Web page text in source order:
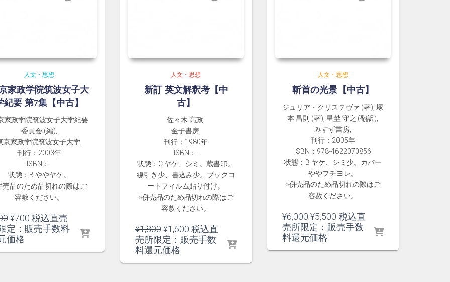
人文・思想
家政学院筑波女子大
紀要 第7集【中古】
家政学院筑波女子大学紀要
委員会 (編),
京家政学院筑波女子大学,
刊行：2003年
ISBN：-
状態：B ややヤケ。
売品のため品切れの際はご
容赦ください。
元
の
価
¥700現
在
税込直売
定：販売手数料
価格
人文・思想
新訂 英文解釈考【中
古】
佐々木 高政,
金子書房,
刊行：1980年
ISBN：-
状態：C ヤケ、シミ。蔵書印。
線引き少、書込み少。ブックコ
ートフィルム貼り付け。
※併売品のため品切れの際はご
容赦ください。
¥1,800元
の
価
¥1,600 現
在
税込直
売所限定：販売手数
料還元価格
人文・思想
斬首の光景【中古】
ジュリア・クリステヴァ (著), 塚
本 昌則 (著), 星埜 守之 (翻訳),
みすず書房,
刊行：2005年
ISBN：978-4622070856
状態：B ヤケ、シミ少。カバー
ややフチヨレ。
※併売品のため品切れの際はご
容赦ください。
¥6,000 元
の
価
¥5,500現
在
税込直
売所限定：販売手数
料還元価格